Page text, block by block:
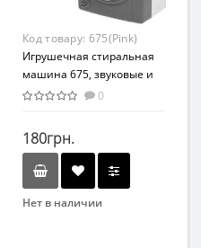
Пластик
Код товару: 675(Pink)
Игрушечная стиральная
машина 675, звуковые и
световые эффекты
0
180грн.
Нет в наличии